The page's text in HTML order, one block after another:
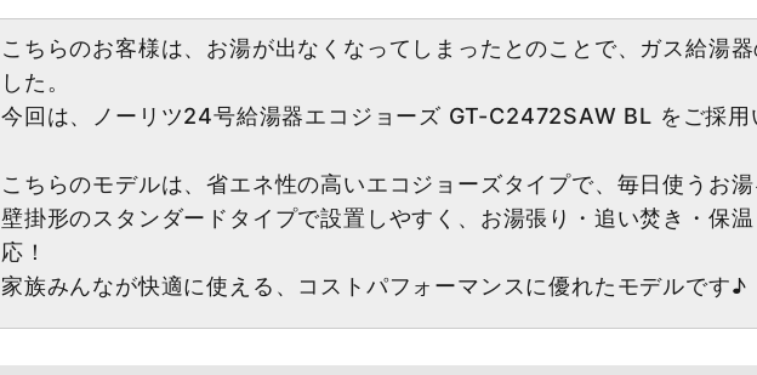
こちらのお客様は、お湯が出なくなってしまったとのことで、ガス給湯
した。
今回は、ノーリツ24号給湯器エコジョーズ GT-C2472SAW BL をご採用
こちらのモデルは、省エネ性の高いエコジョーズタイプで、毎日使うお
壁掛形のスタンダードタイプで設置しやすく、お湯張り・追い焚き・保
応！
家族みんなが快適に使える、コストパフォーマンスに優れたモデルです♪